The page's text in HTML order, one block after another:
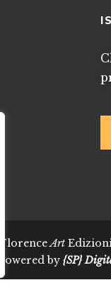
Art Edizioni
Powered by {SP}